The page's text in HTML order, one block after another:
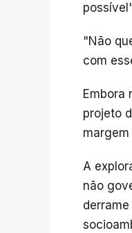
"Não
com
Embora
projeto
A
não